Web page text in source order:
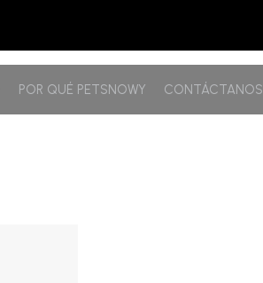
POR QUÉ PETSNOWY CONTÁCTANOS